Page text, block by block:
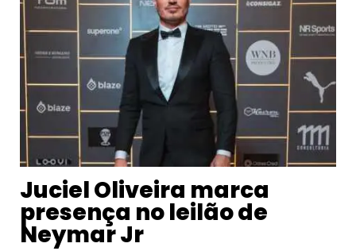
Juciel Oliveira marca
presença no leilão de
Neymar Jr